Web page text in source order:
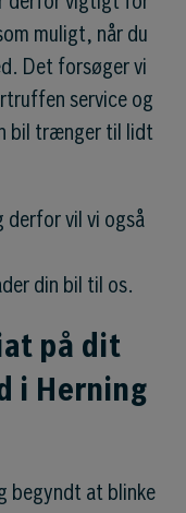
muligt, når du
Det forsøger vi
service og
bil trænger til lidt
derfor vil vi også
din bil til os.
på dit
i Herning
begyndt at blinke